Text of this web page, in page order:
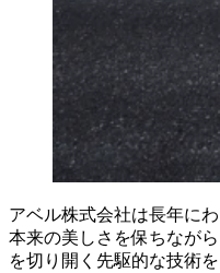
アベル株式会社は長年に
本来の美しさを保ちなが
を切り開く先駆的な技術